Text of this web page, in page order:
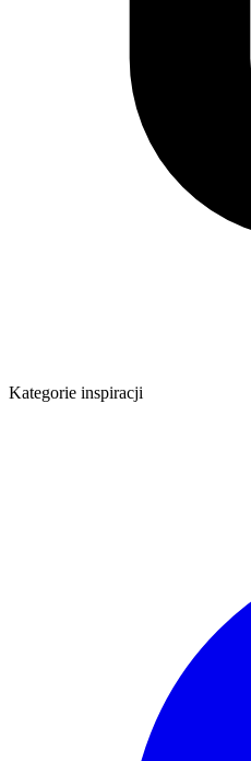
Kategorie inspiracji